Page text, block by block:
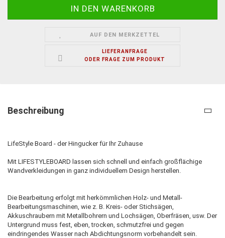
AUF DEN MERKZETTEL
LIEFERANFRAGE
ODER FRAGE ZUM PRODUKT
Beschreibung
LifeStyle Board - der Hingucker für Ihr Zuhause
Mit LIFESTYLEBOARD lassen sich schnell und einfach großflächige
Wandverkleidungen in ganz individuellem Design herstellen.
Die Bearbeitung erfolgt mit herkömmlichen Holz- und Metall-
Bearbeitungsmaschinen, wie z. B. Kreis- oder Stichsägen,
Akkuschraubern mit Metallbohrern und Lochsägen, Oberfräsen, usw. Der
Untergrund muss fest, eben, trocken, schmutzfrei und gegen
eindringendes Wasser nach Abdichtungsnorm vorbehandelt sein.